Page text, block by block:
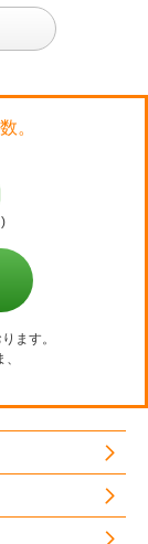
。
ます。